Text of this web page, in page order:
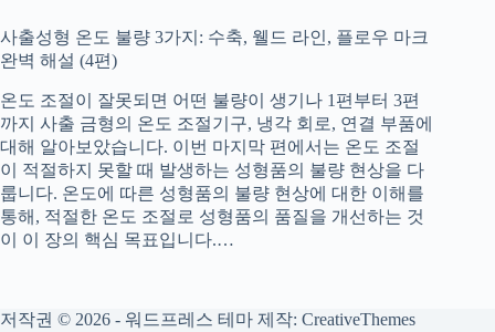
사출성형 온도 불량 3가지: 수축, 웰드 라인, 플로우 마크
완벽 해설 (4편)
온도 조절이 잘못되면 어떤 불량이 생기나 1편부터 3편
까지 사출 금형의 온도 조절기구, 냉각 회로, 연결 부품에
대해 알아보았습니다. 이번 마지막 편에서는 온도 조절
이 적절하지 못할 때 발생하는 성형품의 불량 현상을 다
룹니다. 온도에 따른 성형품의 불량 현상에 대한 이해를
통해, 적절한 온도 조절로 성형품의 품질을 개선하는 것
이 이 장의 핵심 목표입니다.…
저작권 © 2026 - 워드프레스 테마 제작: CreativeThemes